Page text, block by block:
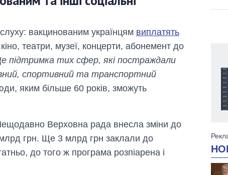
вакцинованим українцям виплатять
театри, музеї, концерти, абонемент до
підтримка тих сфер, які постраждали
спортивний та транспортний
яким більше 60 років, зможуть
Верховна рада внесла зміни до
грн. Ще 3 млрд грн заклали до
до того ж програма розпіарена і
Вісім масованих
ударів по Україні
за літо: Київ та